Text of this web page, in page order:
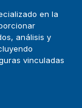
en la
análisis y
vinculadas